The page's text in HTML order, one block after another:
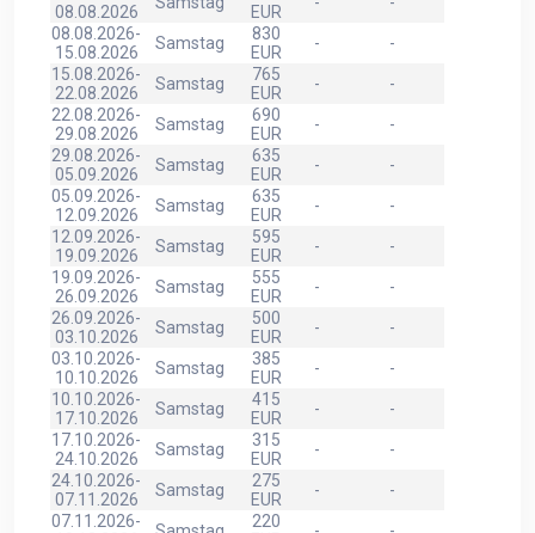
08.08.2026
EUR
08.08.2026-
15.08.2026
Samstag
830
EUR
-
-
15.08.2026-
22.08.2026
Samstag
765
EUR
-
-
22.08.2026-
29.08.2026
Samstag
690
EUR
-
-
29.08.2026-
05.09.2026
Samstag
635
EUR
-
-
05.09.2026-
12.09.2026
Samstag
635
EUR
-
-
12.09.2026-
19.09.2026
Samstag
595
EUR
-
-
19.09.2026-
26.09.2026
Samstag
555
EUR
-
-
26.09.2026-
03.10.2026
Samstag
500
EUR
-
-
03.10.2026-
10.10.2026
Samstag
385
EUR
-
-
10.10.2026-
17.10.2026
Samstag
415
EUR
-
-
17.10.2026-
24.10.2026
Samstag
315
EUR
-
-
24.10.2026-
07.11.2026
Samstag
275
EUR
-
-
07.11.2026-
220